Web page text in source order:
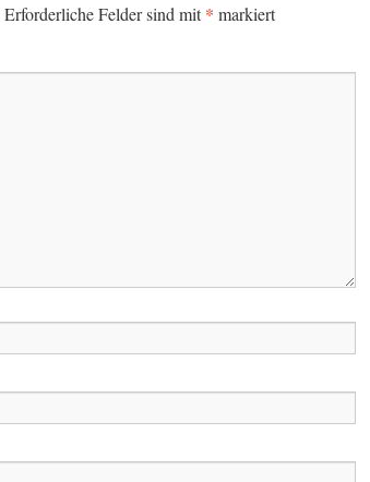
Erforderliche Felder sind mit* markiert